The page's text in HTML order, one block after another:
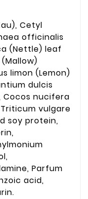
Cetyl
officinalis
(Nettle) leaf
limon (Lemon)
dulcis
nucifera
vulgare
soy protein,
Parfum
acid,